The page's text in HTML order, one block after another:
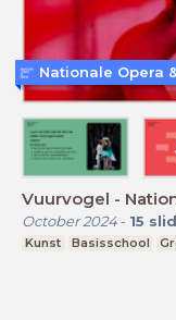
Vuurvogel -
October 2024- 15
Kunst Basisschool
Nationale Opera